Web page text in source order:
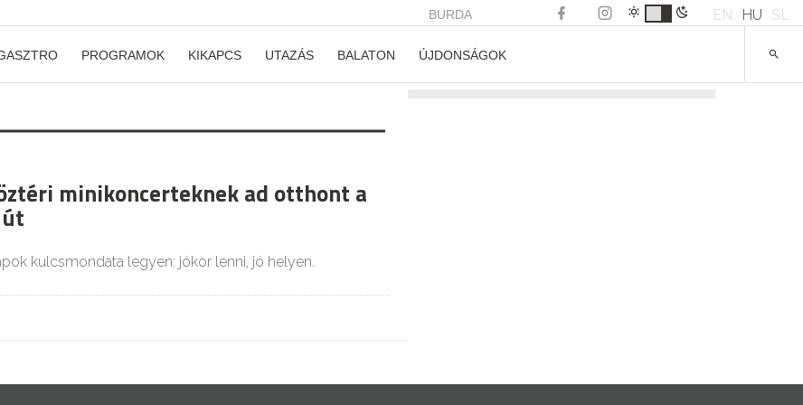
BURDA EN HU SL
PROGRAMOK KIKAPCS UTAZÁS BALATON ÚJDONSÁGOK
minikoncerteknek ad otthont a
kulcsmondata legyen: jókor lenni, jó helyen.